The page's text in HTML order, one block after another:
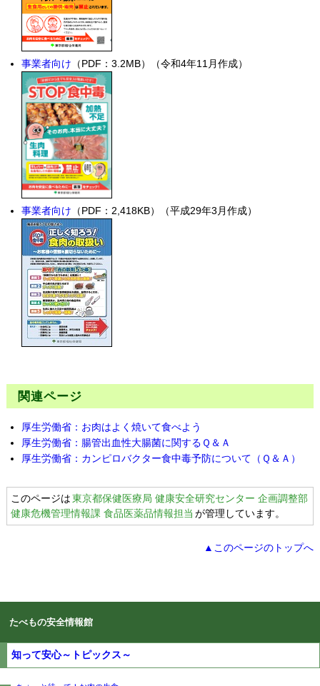
事業者向け （PDF：3.2MB）（令和4年11月作成）
事業者向け （PDF：2,418KB）（平成29年3月作成）
関連ページ
厚生労働省：お肉はよく焼いて食べよう
厚生労働省：腸管出血性大腸菌に関するＱ＆Ａ
厚生労働省：カンピロバクター食中毒予防について（Ｑ＆Ａ）
このページは東京都保健医療局 健康安全研究センター 企画調整部
健康危機管理情報課 食品医薬品情報担当 が管理しています。
▲このページのトップへ
たべもの安全情報館
知って安心～トピックス～